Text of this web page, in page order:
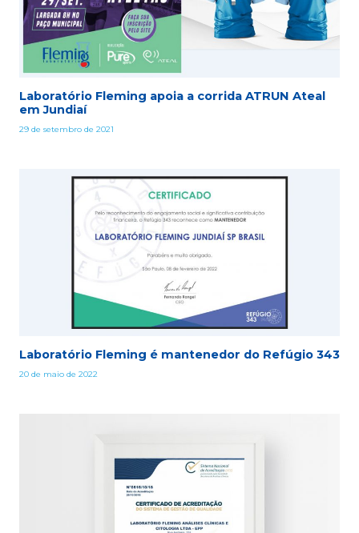
Laboratório Fleming apoia a corrida ATRUN Ateal
em Jundiaí
29 de setembro de 2021
Laboratório Fleming é mantenedor do Refúgio 343
20 de maio de 2022